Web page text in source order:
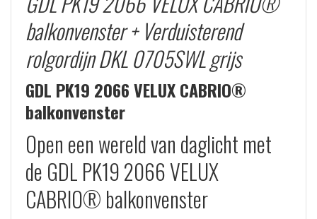
balkonvenster + Verduisterend
rolgordijn DKL 0705SWL grijs
GDL PK19 2066 VELUX CABRIO®
balkonvenster
Open een wereld van daglicht met
de GDL PK19 2066 VELUX
CABRIO® balkonvenster